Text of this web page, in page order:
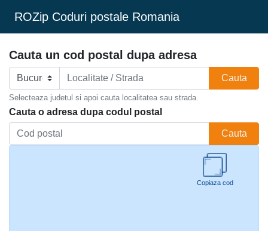
ROZip Coduri postale Romania
Cauta un cod postal dupa adresa
Cauta
Selecteaza judetul si apoi cauta localitatea sau strada.
Cauta o adresa dupa codul postal
Cauta
Copiaza cod